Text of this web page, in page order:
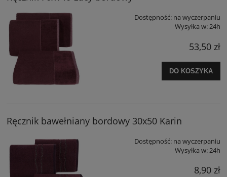
Dostępność: na wyczerpaniu
Wysyłka w:24h
53,50 zł
DO KOSZYKA
Ręcznik bawełniany bordowy 30x50 Karin
Dostępność: na wyczerpaniu
Wysyłka w:24h
8,90 zł